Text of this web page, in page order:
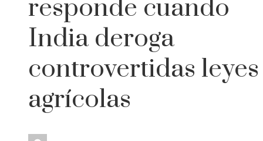
responde cuando
India deroga
controvertidas leyes
agrícolas